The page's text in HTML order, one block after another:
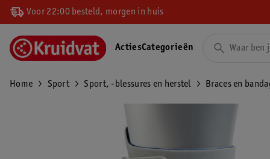
Voor 22:00 besteld, morgen in huis
ActiesCategorieën
Home Sport Sport, -blessures en herstel Braces en